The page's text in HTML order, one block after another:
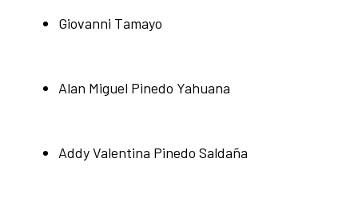
Giovanni Tamayo
Alan Miguel Pinedo Yahuana
Addy Valentina Pinedo Saldaña